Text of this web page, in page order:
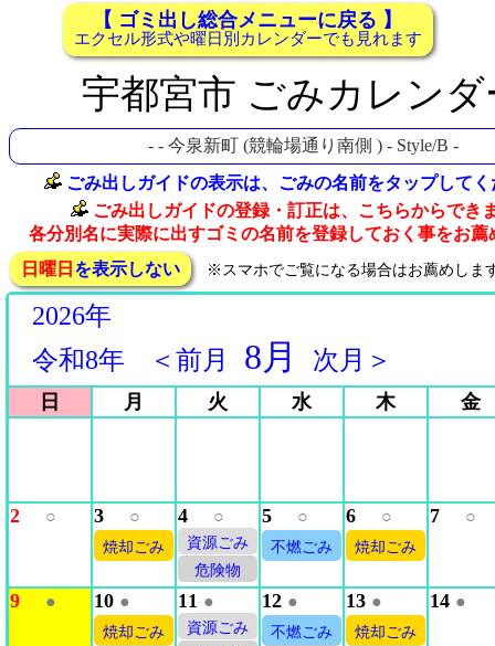
【 ゴミ出し総合メニューに戻る 】
エクセル形式や曜日別カレンダーでも見れます
宇都宮市 ごみカレンダ
- - 今泉新町 (競輪場通り南側 ) - Style/B -
ごみ出しガイドの表示は、ごみの名前をタップして
ごみ出しガイドの登録・訂正は、こちらからでき
各分別名に実際に出すゴミの名前を登録しておく事をお薦
日曜日 を表示しない ※スマホでご覧になる場合はお薦めしま
2026年
令和8年
＜前月 8月 次月＞
日 月 火 水 木 金
2 ○ 3 ○
焼却ごみ
4 ○
資源ごみ
危険物
5 ○
不燃ごみ
6 ○
焼却ごみ
7 ○
9 ● 10 ●
焼却ごみ
11 ●
資源ごみ
12 ●
不燃ごみ
13 ●
焼却ごみ
14 ●